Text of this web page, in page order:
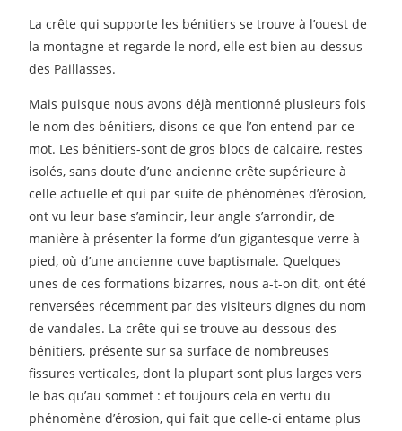
La crête qui supporte les bénitiers se trouve à l’ouest de
la montagne et regarde le nord, elle est bien au-dessus
des Paillasses.
Mais puisque nous avons déjà mentionné plusieurs fois
le nom des bénitiers, disons ce que l’on entend par ce
mot. Les bénitiers-sont de gros blocs de calcaire, restes
isolés, sans doute d’une ancienne crête supérieure à
celle actuelle et qui par suite de phénomènes d’érosion,
ont vu leur base s’amincir, leur angle s’arrondir, de
manière à présenter la forme d’un gigantesque verre à
pied, où d’une ancienne cuve baptismale. Quelques
unes de ces formations bizarres, nous a-t-on dit, ont été
renversées récemment par des visiteurs dignes du nom
de vandales. La crête qui se trouve au-dessous des
bénitiers, présente sur sa surface de nombreuses
fissures verticales, dont la plupart sont plus larges vers
le bas qu’au sommet : et toujours cela en vertu du
phénomène d’érosion, qui fait que celle-ci entame plus